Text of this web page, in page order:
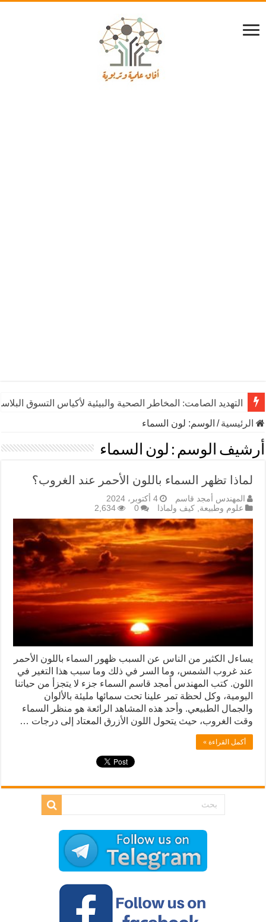
التهديد الصامت: المخاطر الصحية والبيئية لأكياس التسوق
الرئيسية/ الوسم: لون السماء
أرشيف الوسم : لون السماء
لماذا تظهر السماء باللون الأحمر عند الغروب؟
المهندس أمجد قاسم
4 أكتوبر، 2024
علوم وطبيعة, كيف ولماذا 0
2,634
يساءل الكثير من الناس عن السبب ظهور السماء باللون الأحمر
عند غروب الشمس، وما السر في ذلك وما سبب هذا التغير في
اللون. كتب المهندس أمجد قاسم السماء جزء لا يتجزأ من حياتنا
اليومية، وكل لحظة تمر علينا تحت سمائها مليئة بالألوان
والجمال الطبيعي. وأحد هذه المشاهد الرائعة هو منظر السماء
وقت الغروب، حيث يتحول اللون الأزرق المعتاد إلى درجات …
أكمل القراءة »